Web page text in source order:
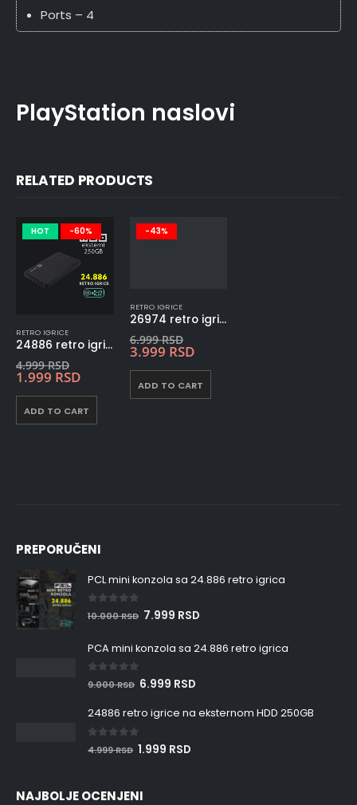
Ports – 4
PlayStation naslovi
RELATED PRODUCTS
HOT -60%
RETRO IGRICE
24886 retro igrice na eksternom HDD 250GB
4.999RSD
1.999 RSD
ADD TO CART
-43%
RETRO IGRICE
26974 retro igrice na eksternom HDD 1TB
6.999RSD
3.999 RSD
ADD TO CART
PREPORUČENI
PCL mini konzola sa 24.886 retro igrica
out of 5
10.000RSD 7.999 RSD
PCA mini konzola sa 24.886 retro igrica
out of 5
9.000RSD 6.999 RSD
24886 retro igrice na eksternom HDD 250GB
out of 5
4.999RSD 1.999 RSD
NAJBOLJE OCENJENI